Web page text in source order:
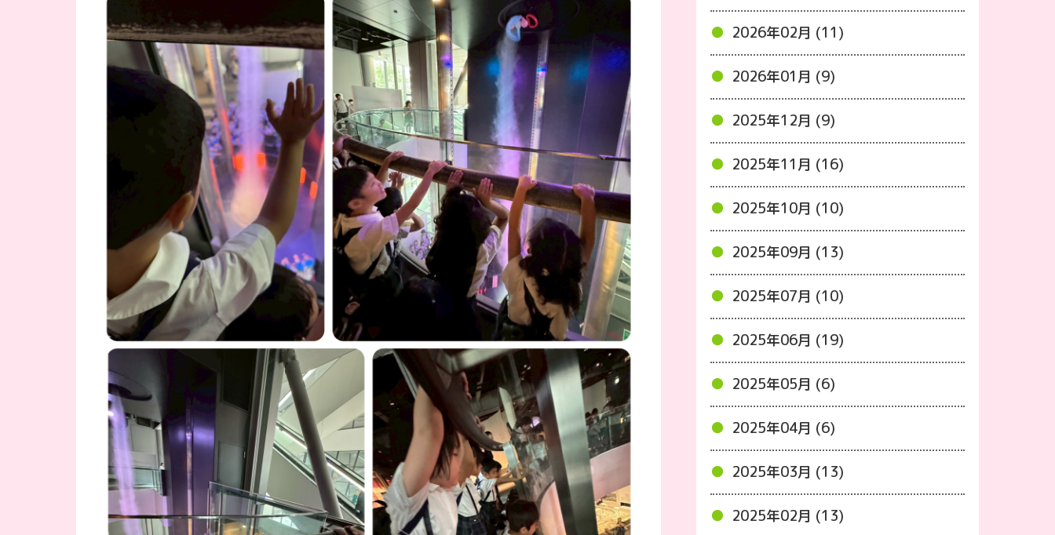
2026年02月 (11)
2026年01月 (9)
2025年12月 (9)
2025年11月 (16)
2025年10月 (10)
2025年09月 (13)
2025年07月 (10)
2025年06月 (19)
2025年05月 (6)
2025年04月 (6)
2025年03月 (13)
2025年02月 (13)